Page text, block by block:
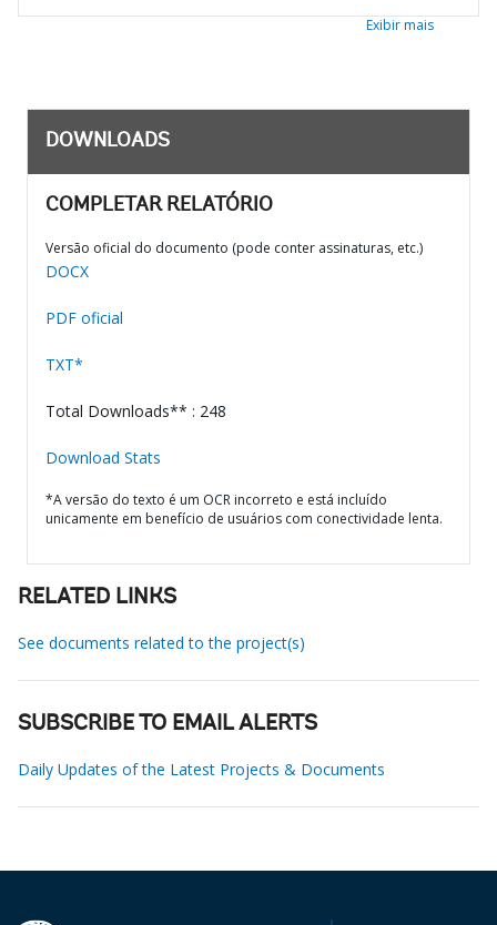
Exibir mais
DOWNLOADS
COMPLETAR RELATÓRIO
Versão oficial do documento (pode conter assinaturas, etc.)
DOCX
PDF oficial
TXT*
Total Downloads** : 248
Download Stats
*A versão do texto é um OCR incorreto e está incluído
unicamente em benefício de usuários com conectividade lenta.
RELATED LINKS
See documents related to the project(s)
SUBSCRIBE TO EMAIL ALERTS
Daily Updates of the Latest Projects & Documents